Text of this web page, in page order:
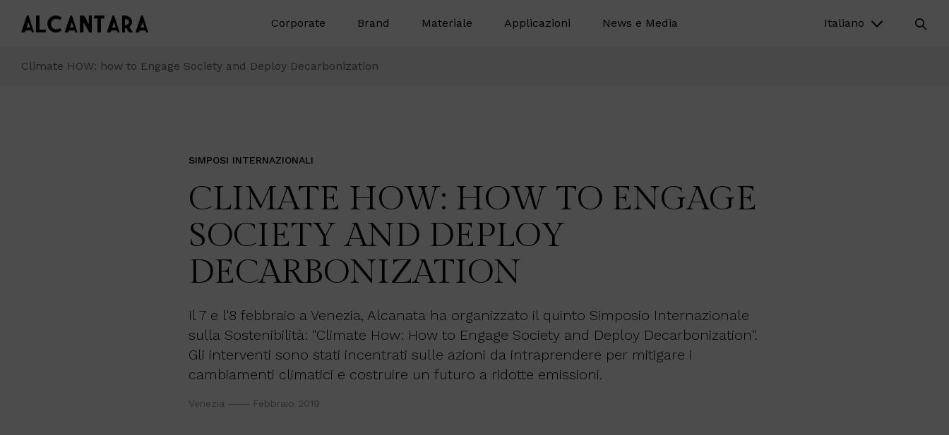
Corporate Brand Materiale Applicazioni News e Media Italiano
Climate HOW: how to Engage Society and Deploy Decarbonization
SIMPOSI INTERNAZIONALI
CLIMATE HOW: HOW TO ENGAGE
SOCIETY AND DEPLOY
DECARBONIZATION
Il 7 e l'8 febbraio a Venezia, Alcanata ha organizzato il quinto Simposio Internazionale
sulla Sostenibilità: "Climate How: How to Engage Society and Deploy Decarbonization".
Gli interventi sono stati incentrati sulle azioni da intraprendere per mitigare i
cambiamenti climatici e costruire un futuro a ridotte emissioni.
Venezia Febbraio 2019